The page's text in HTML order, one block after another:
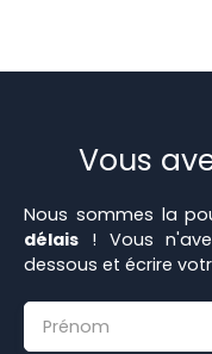
Vous
Nous sommes la
délais ! Vous
dessous et écrire
Prénom